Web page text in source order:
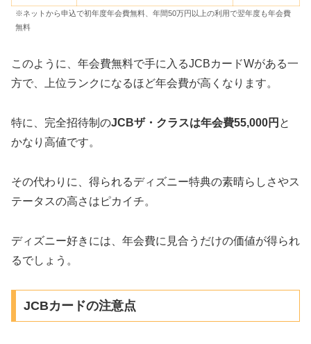
※ネットから申込で初年度年会費無料、年間50万円以上の利用で翌年度も年会費
無料
このように、年会費無料で手に入るJCBカードWがある一
方で、上位ランクになるほど年会費が高くなります。
特に、完全招待制のJCBザ・クラスは年会費55,000円 と
かなり高値です。
その代わりに、得られるディズニー特典の素晴らしさやス
テータスの高さはピカイチ。
ディズニー好きには、年会費に見合うだけの価値が得られ
るでしょう。
JCBカードの注意点